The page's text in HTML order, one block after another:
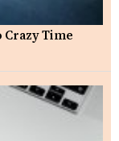
Crazy Time